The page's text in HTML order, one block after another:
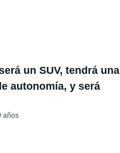
un SUV, tendrá una
autonomía, y será
años